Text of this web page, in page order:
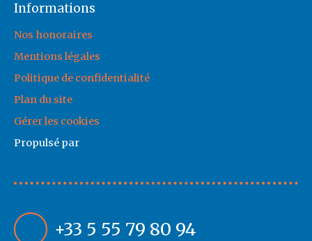
Informations
Nos honoraires
Mentions légales
Politique de confidentialité
Plan du site
Gérer les cookies
Propulsé par
+33 5 55 79 80 94